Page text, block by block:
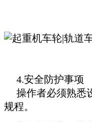
4.安全防护事项
操作者必须熟悉
规程。